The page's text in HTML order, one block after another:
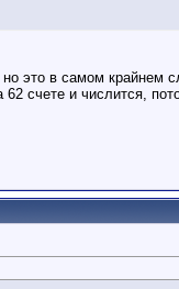
это в самом крайнем
счете и числится,